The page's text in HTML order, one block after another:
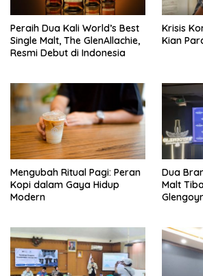
Peraih Dua Kali World’s Best
Single Malt, The GlenAllachie,
Resmi Debut di Indonesia
Krisis
Kian
Mengubah Ritual Pagi: Peran
Kopi dalam Gaya Hidup
Modern
Dua
Malt